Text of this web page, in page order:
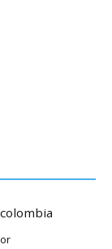
colombia